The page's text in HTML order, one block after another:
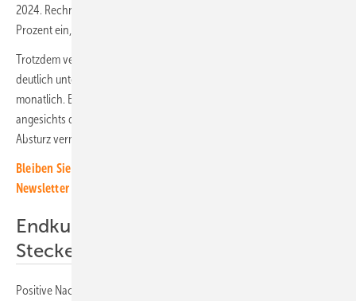
2024. Rechnet man zu erwartende Nachmeldungen von etwa zehn
Prozent ein, dürfte der Zubau im April knapp über März liegen.
Trotzdem verharren die Neuinstallationen im zweiten Monat in Folge
deutlich unter dem gewünschten Ausbaukorridor von 1,62 Gigawatt
monatlich. Es bleibt zu hoffen, dass Politik und Branchenvertretung
angesichts dieser Entwicklung endlich aufwachen, wenn weiterer
Absturz vermieden werden soll.
Bleiben Sie auf dem Laufenden, melden Sie sich für unseren
Newsletter an
Endkunden weichen auf
Steckergeräte aus
Positive Nachrichten kommen aktuell nur von Plugin-Anlagen